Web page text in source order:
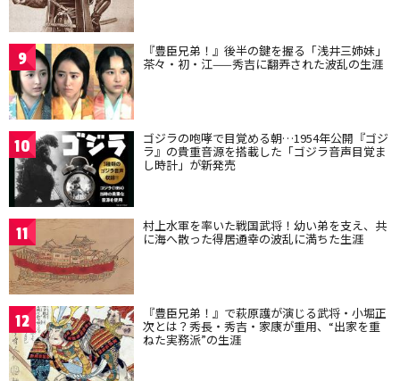
9 『豊臣兄弟！』後半の鍵を握る「浅井三姉妹」
茶々・初・江——秀吉に翻弄された波乱の生涯
10 ゴジラの咆哮で目覚める朝…1954年公開『ゴジ
ラ』の貴重音源を搭載した「ゴジラ音声目覚ま
し時計」が新発売
11 村上水軍を率いた戦国武将！幼い弟を支え、共
に海へ散った得居通幸の波乱に満ちた生涯
12 『豊臣兄弟！』で萩原護が演じる武将・小堀正
次とは？秀長・秀吉・家康が重用、“出家を重
ねた実務派”の生涯